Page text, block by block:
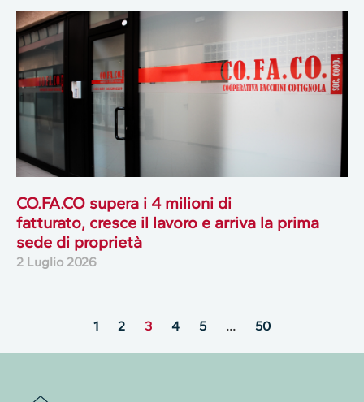
CO.FA.CO supera i 4 milioni di
fatturato, cresce il lavoro e arriva la prima
sede di proprietà
2 Luglio 2026
1 2 3 4 5 … 50